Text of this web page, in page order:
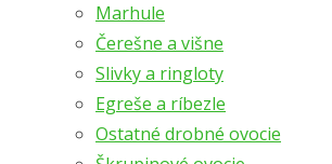
Marhule
Čerešne a višne
Slivky a ringloty
Egreše a ríbezle
Ostatné drobné ovocie